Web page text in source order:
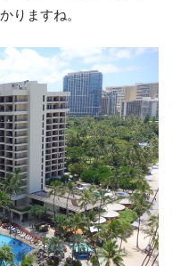
りますね。